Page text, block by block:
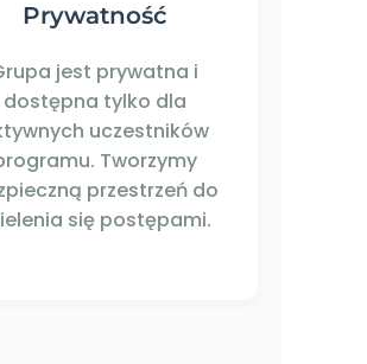
Prywatność
jest prywatna i
dostępna tylko dla
uczestników
Tworzymy
przestrzeń do
się postępami.